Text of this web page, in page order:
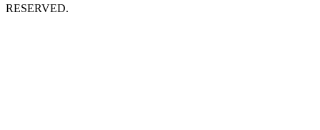
RESERVED.